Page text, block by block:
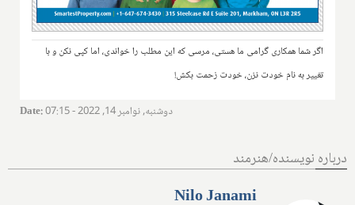
اگر شما همکاری گرامی ما هستی، مرسی که این مطلب را خواندی، اما کپی نکن و با
تغییر به نام خودت نزن، خودت زحمت بکش!
Date: دوشنبه, نوامبر 14, 2022 - 07:15
درباره نویسنده/هنرمند
Nilo Janami